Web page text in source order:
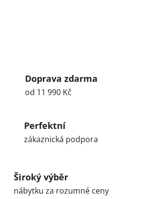
Doprava zdarma
od 11 990 Kč
Perfektní
zákaznická podpora
Široký výběr
nábytku za rozumné ceny